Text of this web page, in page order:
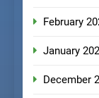
February
January
December